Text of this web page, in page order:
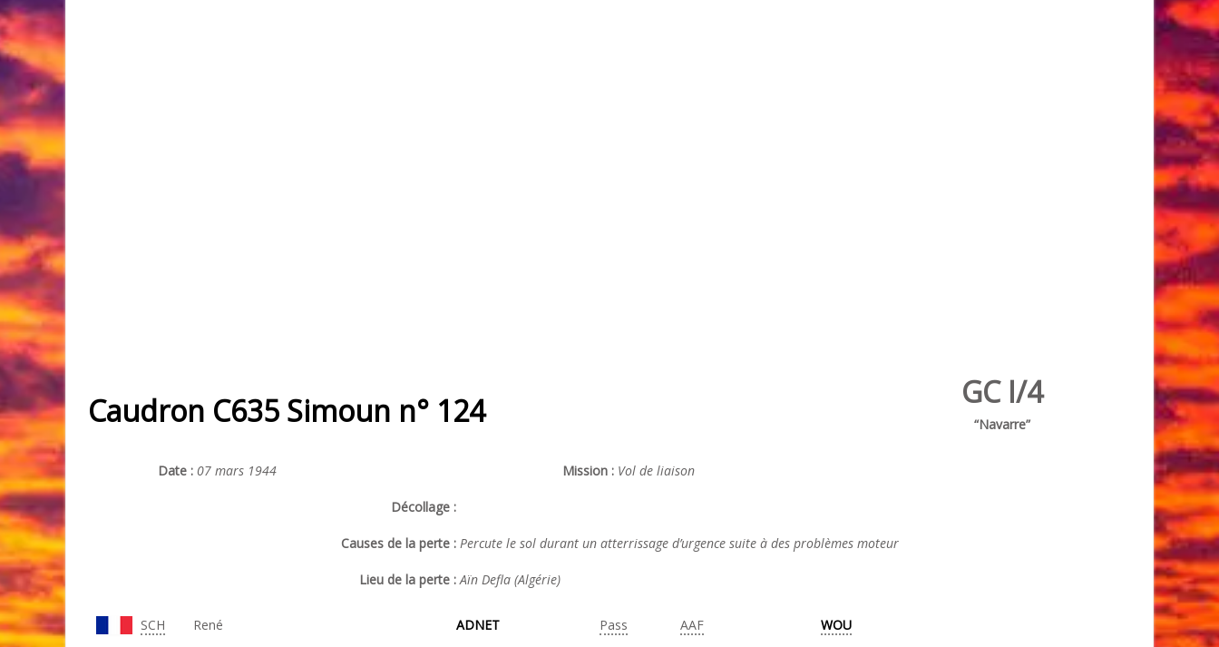
Caudron C635 Simoun n° 124 GC I/4
“Navarre”
Date : 07 mars 1944 Mission : Vol de liaison
Décollage :
Causes de la perte : Percute le sol durant un atterrissage d’urgence suite à des problèmes moteur
Lieu de la perte :Aïn Defla (Algérie)
SCH René ADNET Pass AAF WOU